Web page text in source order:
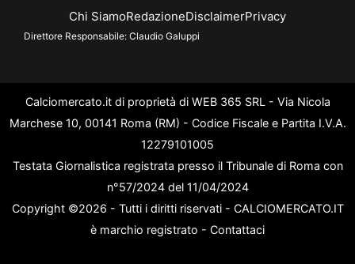
Chi SiamoRedazioneDisclaimerPrivacy
Direttore Responsabile: Claudio Galuppi
Calciomercato.it di proprietà di WEB 365 SRL - Via Nicola
Marchese 10, 00141 Roma (RM) - Codice Fiscale e Partita I.V.A.
12279101005
Testata Giornalistica registrata presso il Tribunale di Roma con
n°57/2024 del 11/04/2024
Copyright ©2026 - Tutti i diritti riservati - CALCIOMERCATO.IT
è marchio registrato - Contattaci